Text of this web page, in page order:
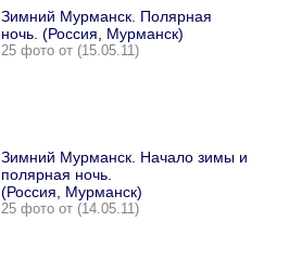
Зимний Мурманск. Полярная
ночь. (Россия, Мурманск)
25 фото от (15.05.11)
Зимний Мурманск. Начало зимы и
полярная ночь.
(Россия, Мурманск)
25 фото от (14.05.11)